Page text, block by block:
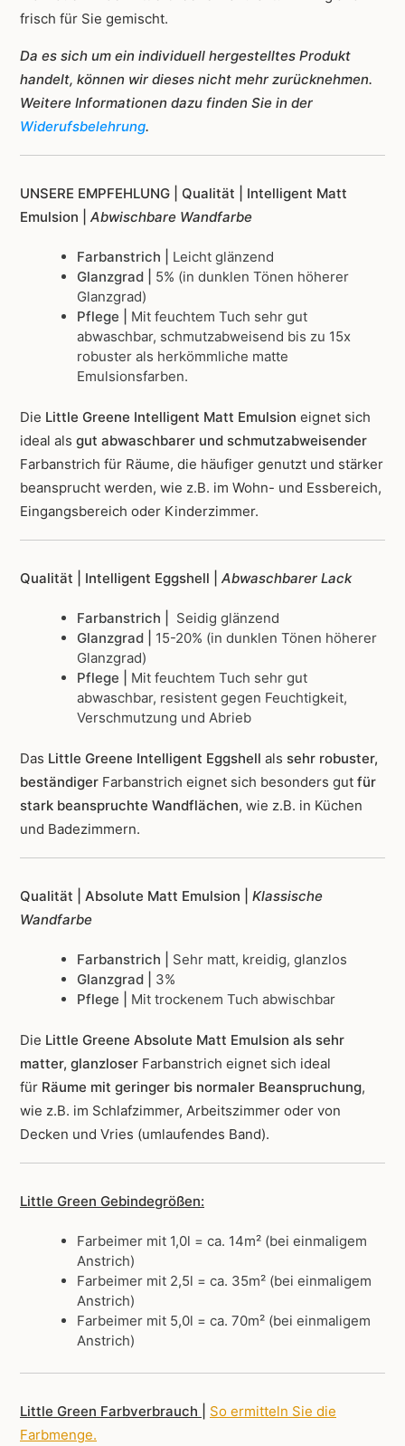
frisch für Sie gemischt.
Da es sich um ein individuell hergestelltes Produkt
handelt, können wir dieses nicht mehr zurücknehmen.
Weitere Informationen dazu finden Sie in der
Widerufsbelehrung.
UNSERE EMPFEHLUNG | Qualität | Intelligent Matt
Emulsion | Abwischbare Wandfarbe
Farbanstrich | Leicht glänzend
Glanzgrad | 5% (in dunklen Tönen höherer
Glanzgrad)
Pflege |
Mit feuchtem Tuch sehr gut
abwaschbar, schmutzabweisend bis zu 15x
robuster als herkömmliche matte
Emulsionsfarben.
Die Little Greene Intelligent Matt Emulsion eignet sich
ideal als gut abwaschbarer und schmutzabweisender
Farbanstrich für Räume, die häufiger genutzt und stärker
beansprucht werden, wie z.B. im Wohn- und Essbereich,
Eingangsbereich oder Kinderzimmer.
Qualität | Intelligent Eggshell | Abwaschbarer Lack
Farbanstrich | Seidig glänzend
Glanzgrad |
15-20% (in dunklen Tönen höherer
Glanzgrad)
Pflege |
Mit feuchtem Tuch sehr gut
abwaschbar, resistent gegen Feuchtigkeit,
Verschmutzung und Abrieb
Das Little Greene Intelligent Eggshell als sehr robuster,
beständiger Farbanstrich eignet sich besonders gut für
stark beanspruchte Wandflächen, wie z.B. in Küchen
und Badezimmern.
Qualität | Absolute Matt Emulsion | Klassische
Wandfarbe
Farbanstrich | Sehr matt, kreidig, glanzlos
Glanzgrad | 3%
Pflege | Mit trockenem Tuch abwischbar
Die Little Greene Absolute Matt Emulsion als sehr
matter, glanzloser Farbanstrich eignet sich ideal
für Räume mit geringer bis normaler Beanspruchung,
wie z.B. im Schlafzimmer, Arbeitszimmer oder von
Decken und Vries (umlaufendes Band).
Little Green Gebindegrößen:
Farbeimer mit 1,0l = ca. 14m² (bei einmaligem
Anstrich)
Farbeimer mit 2,5l = ca. 35m² (bei einmaligem
Anstrich)
Farbeimer mit 5,0l = ca. 70m² (bei einmaligem
Anstrich)
Little Green Farbverbrauch |
So ermitteln Sie die
Farbmenge.